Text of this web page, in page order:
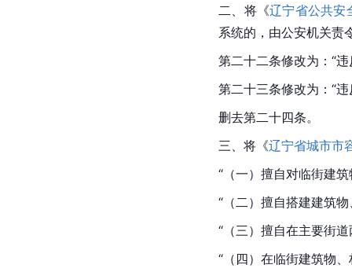
二、将《辽宁省公共安
系统的，由公安机关责
第二十二条修改为：“
第二十三条修改为：“
删去第二十四条。
三、将《辽宁省城市市
“（一）擅自对临街建
“（二）擅自搭建建筑
“（三）擅自在主要街
“（四）在临街建筑物